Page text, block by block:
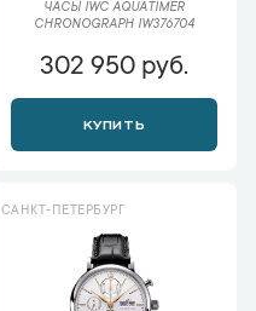
ЧАСЫ IWC AQUATIMER
CHRONOGRAPH IW376704
302 950 руб.
КУПИТЬ
САНКТ-ПЕТЕРБУРГ